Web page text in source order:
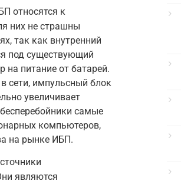
относятся к
них не страшны
так как внутренний
под существующий
на питание от батарей.
сети, импульсный блок
увеличивает
самые
компьютеров,
на рынке ИБП.
являются